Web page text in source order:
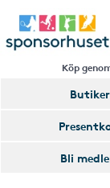
Köp
Butiker
Bli